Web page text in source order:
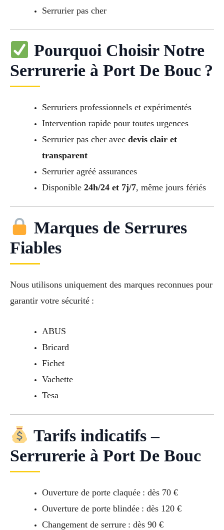
Serrurier pas cher
Pourquoi Choisir Notre
Serrurerie à Port De Bouc ?
Serruriers professionnels et expérimentés
Intervention rapide pour toutes urgences
Serrurier pas cher avec devis clair et
transparent
Serrurier agréé assurances
Disponible 24h/24 et 7j/7, même jours fériés
Marques de Serrures
Fiables
Nous utilisons uniquement des marques reconnues pour
garantir votre sécurité :
ABUS
Bricard
Fichet
Vachette
Tesa
Tarifs indicatifs –
Serrurerie à Port De Bouc
Ouverture de porte claquée : dès 70 €
Ouverture de porte blindée : dès 120 €
Changement de serrure : dès 90 €